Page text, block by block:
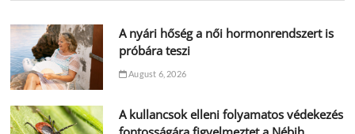
A nyári hőség a női hormonrendszert is
próbára teszi
August 6, 2026
A kullancsok elleni folyamatos védekezés